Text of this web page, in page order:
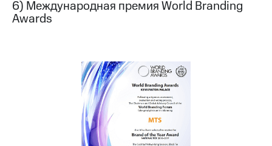
6) Международная премия World Branding
Awards